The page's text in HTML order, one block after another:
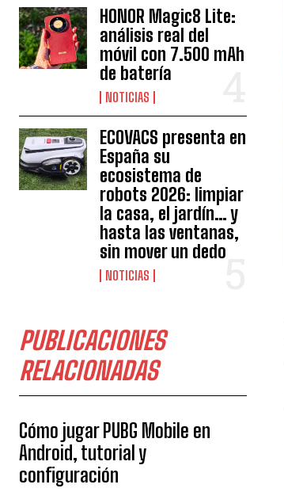
HONOR Magic8 Lite:
análisis real del
móvil con 7.500 mAh
de batería
NOTICIAS
ECOVACS presenta en
España su
ecosistema de
robots 2026: limpiar
la casa, el jardín… y
hasta las ventanas,
sin mover un dedo
NOTICIAS
PUBLICACIONES
RELACIONADAS
Cómo jugar PUBG Mobile en
Android, tutorial y
configuración